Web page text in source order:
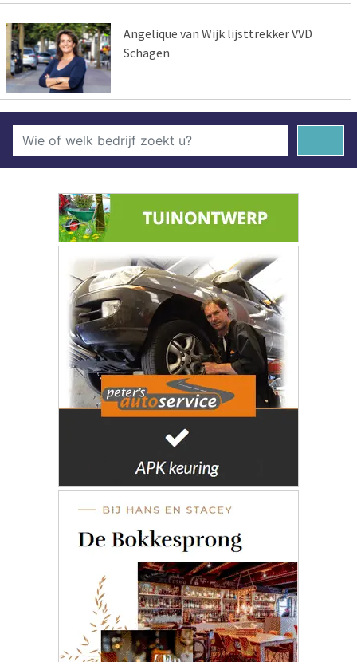
Angelique van Wijk lijsttrekker VVD
Schagen